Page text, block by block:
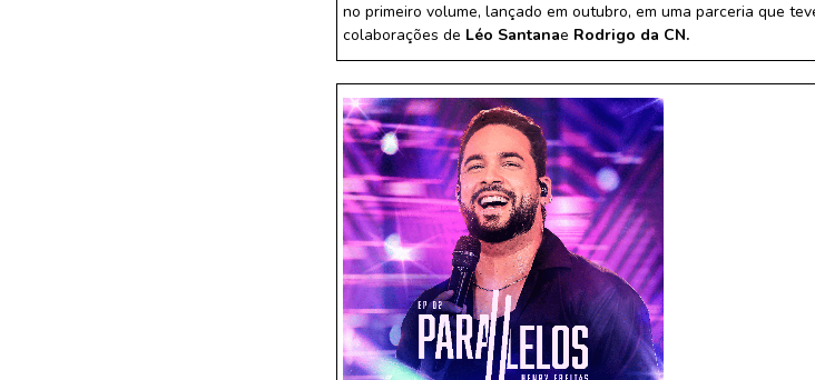
no primeiro volume, lançado em outubro, em uma parceria que
colaborações de Léo Santanae Rodrigo da CN.